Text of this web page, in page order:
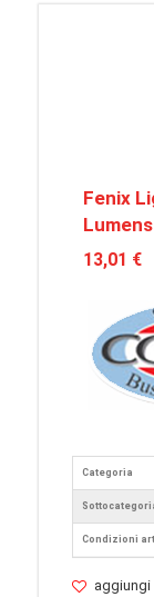
Fenix
13,01 €
Categoria
Condizioni
aggiungi